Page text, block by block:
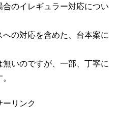
のイレギュラー対応につい
の対応を含めた、台本案に
いのですが、一部、丁寧に
ーリンク